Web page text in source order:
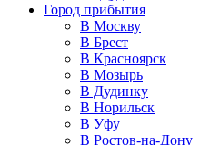
Город прибытия
В Москву
В Брест
В Красноярск
В Мозырь
В Дудинку
В Норильск
В Уфу
В Ростов-на-Дону